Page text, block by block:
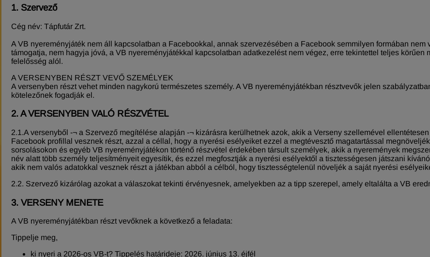
1. Szervező
Cég név: Tápfutár Zrt.
A VB nyereményjáték nem áll kapcsolatban a Facebookkal, annak szervezésében a Facebook semmilyen formában
támogatja, nem hagyja jóvá, a VB nyereményjátékkal kapcsolatban adatkezelést nem végez, erre tekintettel teljes
felelősség alól.
A VERSENYBEN RÉSZT VEVŐ SZEMÉLYEK
A versenyben részt vehet minden nagykorú természetes személy. A VB nyereményjátékban résztvevők jelen
kötelezőnek fogadják el.
2. A VERSENYBEN VALÓ RÉSZVÉTEL
2.1.A versenyből -¬ a Szervező megítélése alapján -¬ kizárásra kerülhetnek azok, akik a Verseny szellemével
Facebook profillal vesznek részt, azzal a céllal, hogy a nyerési esélyeiket ezzel a megtévesztő magatartással
sorsolásokon és egyéb VB nyereményjátékon történő részvétel érdekében társult személyek, akik a nyeremények
név alatt több személy teljesítményeit egyesítik, és ezzel megfosztják a nyerési esélyektől a tisztességesen játszani
akik nem valós adatokkal vesznek részt a játékban abból a célból, hogy tisztességtelenül növeljék a saját nyerési
2.2. Szervező kizárólag azokat a válaszokat tekinti érvényesnek, amelyekben az a tipp szerepel, amely eltalálta a VB
3. VERSENY MENETE
A VB nyereményjátékban részt vevőknek a következő a feladata:
Tippelje meg,
ki nyeri a 2026-os VB-t? Tippelés határideje: 2026. június 13. éjfél